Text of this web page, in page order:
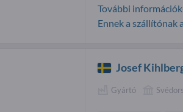
További
Ennek a szállítónak
Josef
Gyártó